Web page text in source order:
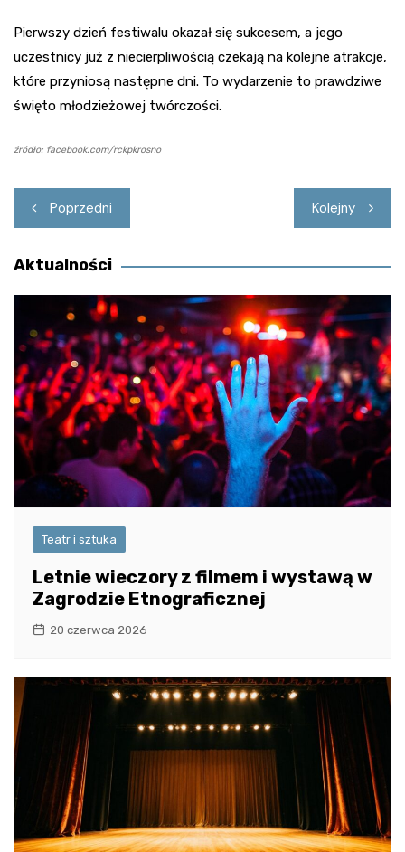
Pierwszy dzień festiwalu okazał się sukcesem, a jego
uczestnicy już z niecierpliwością czekają na kolejne atrakcje,
które przyniosą następne dni. To wydarzenie to prawdziwe
święto młodzieżowej twórczości.
źródło: facebook.com/rckpkrosno
Nawigacja
wpisu
Poprzedni Kolejny
Aktualności
Teatr i sztuka
Letnie wieczory z filmem i wystawą w
Zagrodzie Etnograficznej
20 czerwca 2026